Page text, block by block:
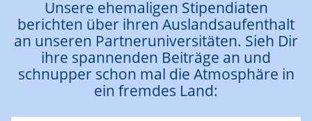
Unsere ehemaligen Stipendiaten
berichten über ihren Auslandsaufenthalt
an unseren Partneruniversitäten. Sieh Dir
ihre spannenden Beiträge an und
schnupper schon mal die Atmosphäre in
ein fremdes Land: